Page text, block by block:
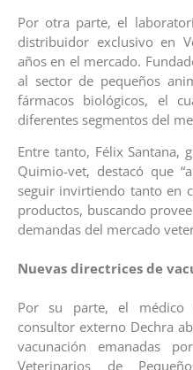
Por otra parte, el
distribuidor exclusivo en
años en el mercado.
al sector de pequeños
fármacos biológicos, el
diferentes segmentos del
Entre tanto, Félix Santana,
Quimio-vet, destacó que
seguir invirtiendo tanto en
productos, buscando
demandas del mercado
Nuevas directrices de
Por su parte, el médico
consultor externo Dechra
vacunación emanadas
Veterinarios de